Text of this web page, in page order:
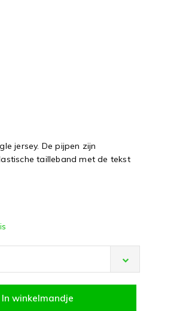
jersey. De pijpen zijn
tailleband met de tekst
In winkelmandje